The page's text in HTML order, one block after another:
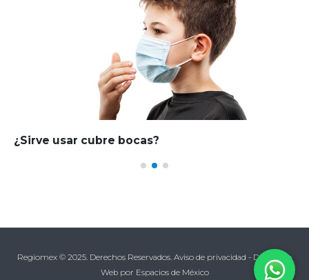
¿Sirve usar cubre bocas?
Regiomex © 2025. Derechos Reservados. Aviso de privacidad - Desarrollo
Webpor Espacios de México